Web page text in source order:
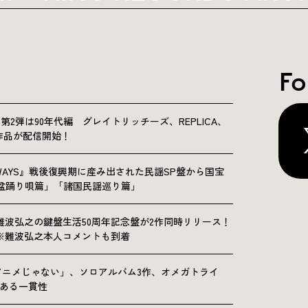
2弾は90年代編 グレイトリッチーズ、REPLICA、
が配信開始！
』戦後復興期に産み出された民謡SP盤から国宝
り唄篇」「諸国民謡巡り篇」
弘之の鍵盤生活50周年記念盤が2作同時リリース！
波弘之本人コメントも到着
メじゃない」、ソロアルバム3作、オメガトライ
る一貫性